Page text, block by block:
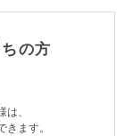
の方
、
ます。